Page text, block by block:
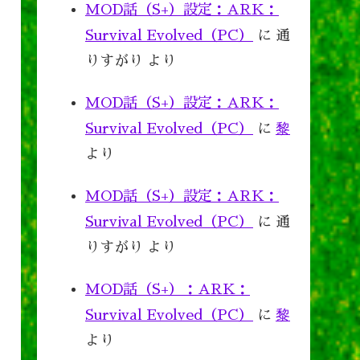
MOD話（S+）設定：ARK：
Survival Evolved（PC）
に 通
りすがり
より
MOD話（S+）設定：ARK：
Survival Evolved（PC）
に 黎
より
MOD話（S+）設定：ARK：
Survival Evolved（PC）
に 通
りすがり
より
MOD話（S+）：ARK：
Survival Evolved（PC）
に 黎
より